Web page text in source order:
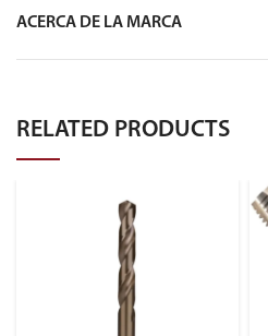
ACERCA DE LA MARCA
RELATED PRODUCTS